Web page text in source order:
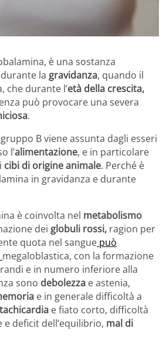
è una sostanza
la gravidanza, quando il
che durante l’età della crescita,
può provocare una severa
.
B viene assunta dagli esseri
l’alimentazione, e in particolare
cibi di origine animale. Perché è
in gravidanza e durante
è coinvolta nel metabolismo
dei globuli rossi, ragion per
quota nel sangue può
megaloblastica, con la formazione
e in numero inferiore alla
sono debolezza e astenia,
e in generale difficoltà a
tachicardia e fiato corto, difficoltà
deficit dell’equilibrio, mal di